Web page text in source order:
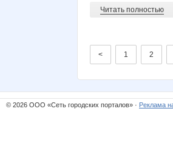
Читать полностью
< 1 2
© 2026 ООО «Сеть городских порталов» · Реклама